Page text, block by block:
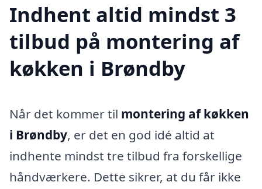
Indhent altid mindst 3
tilbud på montering af
køkken i Brøndby
Når det kommer til montering af køkken
i Brøndby, er det en god idé altid at
indhente mindst tre tilbud fra forskellige
håndværkere. Dette sikrer, at du får ikke